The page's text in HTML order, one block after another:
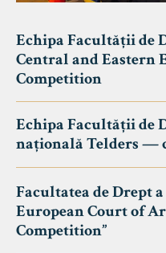
Echipa Facultății de
Central and Eastern
Competition
Echipa Facultății de
națională Telders —
Facultatea de Drept
European Court of
Competition”